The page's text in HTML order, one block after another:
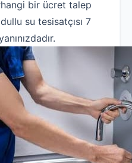
bir ücret talep
su tesisatçısı 7